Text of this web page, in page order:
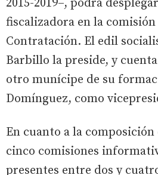
2015-2019–, podrá
fiscalizadora en la
Contratación. El edil
Barbillo la preside, y
otro munícipe de su
Domínguez, como
En cuanto a la composición
cinco comisiones
presentes entre dos y